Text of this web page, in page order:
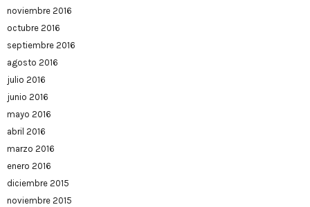
noviembre 2016
octubre 2016
septiembre 2016
agosto 2016
julio 2016
junio 2016
mayo 2016
abril 2016
marzo 2016
enero 2016
diciembre 2015
noviembre 2015